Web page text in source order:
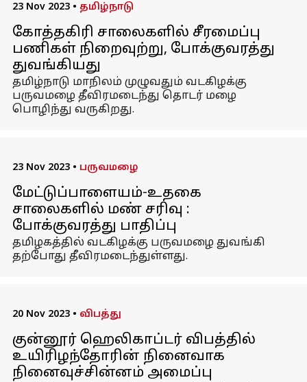
23 Nov 2023 • தமிழ்நாடு
கோத்தகிரி சாலைகளில் சீரமைப்பு
பணிகள் நிறைவுற்று, போக்குவரத்து
துவங்கியது
தமிழ்நாடு மாநிலம் முழுவதும் வடகிழக்கு
பருவமழை தீவிரமடைந்து தொடர் மழை
பொழிந்து வருகிறது.
23 Nov 2023 • பருவமழை
மேட்டுப்பாளையம்-உதகை
சாலைகளில் மண் சரிவு :
போக்குவரத்து பாதிப்பு
தமிழகத்தில் வடகிழக்கு பருவமழை துவங்கி
தற்போது தீவிரமடைந்துள்ளது.
20 Nov 2023 • விபத்து
குன்னூர் ஹெலிகாப்டர் விபத்தில்
உயிரிழந்தோரின் நினைவாக
நினைவுச்சின்னம் அமைப்பு